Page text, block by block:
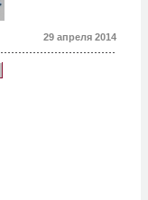
29 апреля 2014